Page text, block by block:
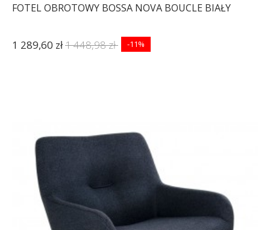
FOTEL OBROTOWY BOSSA NOVA BOUCLE BIAŁY
1 289,60 zł1 448,98 zł -11%